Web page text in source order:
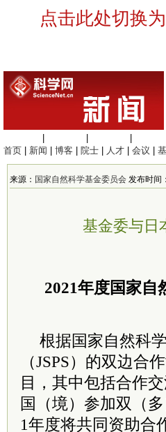
点击此处切换
首页
新闻 博客 院士 人才 会议
来源： 国家自然科学基金委员会 发布时间
基金委与日
2021年度国家自
根据国家自然科
（JSPS）的双边
目，其中包括合作
国（境）参加双（
1年度将共同资助合